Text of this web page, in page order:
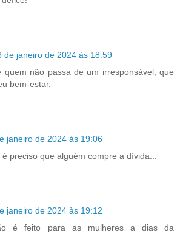
de janeiro de 2024 às 18:59
quem não passa de um irresponsável, que
bem-estar.
janeiro de 2024 às 19:06
preciso que alguém compre a dívida...
janeiro de 2024 às 19:12
é feito para as mulheres a dias da